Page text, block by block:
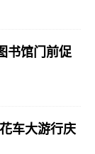
书馆门前促
车大游行庆